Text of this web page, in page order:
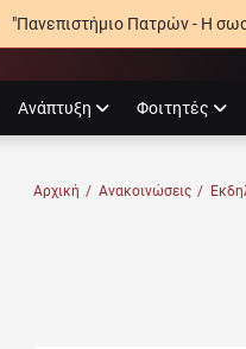
"Πανεπιστήμιο Πατρών - Η
Ανάπτυξη Φοιτητές
Αρχική / Ανακοινώσεις /